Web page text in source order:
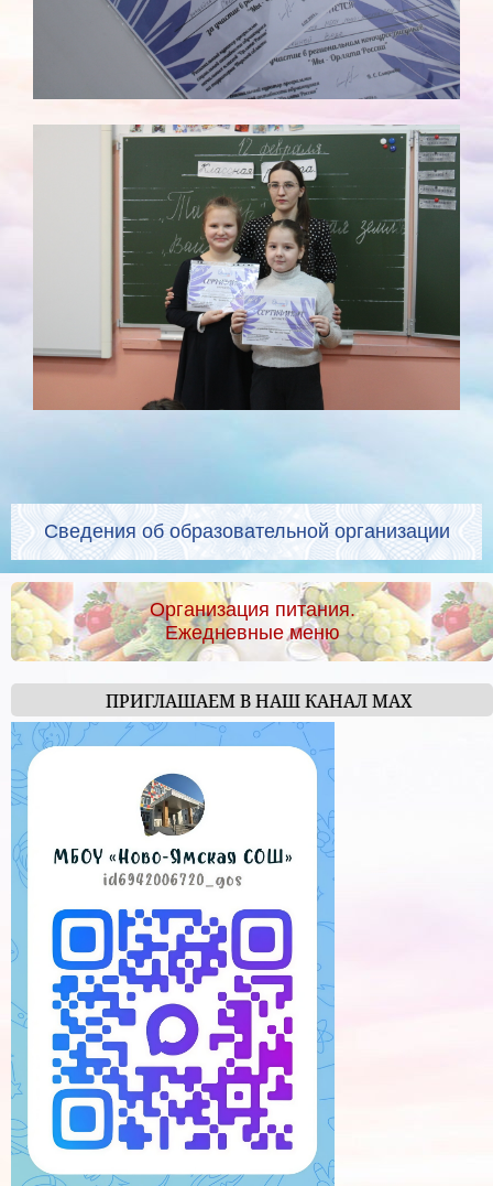
Сведения об образовательной организации
Организация питания.
Ежедневные меню
ПРИГЛАШАЕМ В НАШ КАНАЛ МАХ